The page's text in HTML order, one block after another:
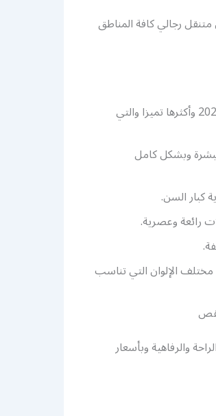
رجالي كافة المناطق
نقدم لكم من خلال صالون مختص ومحترف أجمل القصات 2021 وأكثرها تميزا والتي
وبشكل كامل
كبار السن.
رائعة وعصرية.
الإلوان التي تناسب
والرفاهية وبأسعار